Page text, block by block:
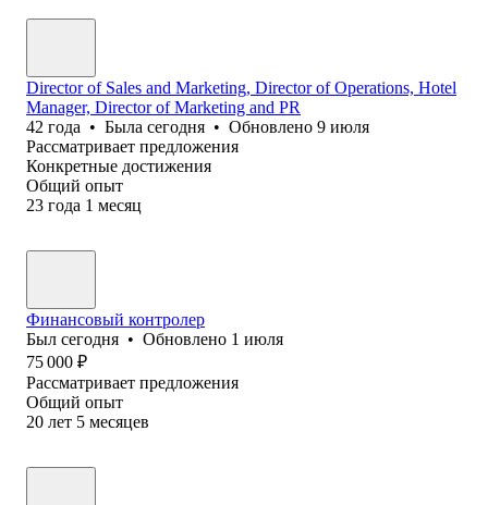
Director of Sales and Marketing, Director of Operations, Hotel
Manager, Director of Marketing and PR
42 года • Была сегодня • Обновлено 9 июля
Рассматривает предложения
Конкретные достижения
Общий опыт
23 года 1 месяц
Финансовый контролер
Был сегодня • Обновлено 1 июля
75 000 ₽
Рассматривает предложения
Общий опыт
20 лет 5 месяцев